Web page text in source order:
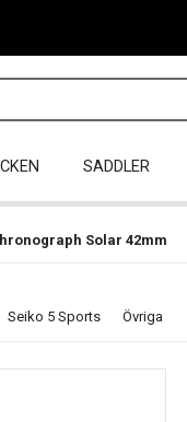
SADDLER
Solar 42mm
Seiko 5 Sports Övriga